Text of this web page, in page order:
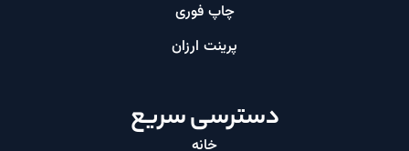
چاپ فوری
پرینت ارزان​
دسترسی سریع
خانه